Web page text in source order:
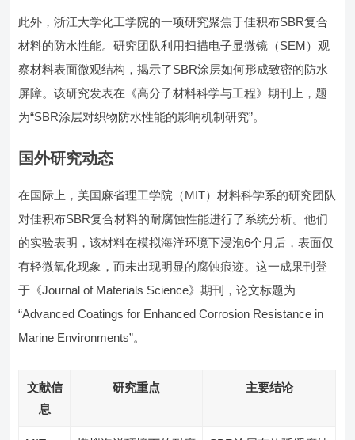
此外，浙江大学化工学院的一项研究聚焦于佳积布SBR复合
材料的防水性能。研究团队利用扫描电子显微镜（SEM）观
察材料表面微观结构，揭示了SBR涂层如何形成致密的防水
屏障。该研究发表在《高分子材料科学与工程》期刊上，题
为“SBR涂层对织物防水性能的影响机制研究”。
国外研究动态
在国际上，美国麻省理工学院（MIT）材料科学系的研究团队
对佳积布SBR复合材料的耐腐蚀性能进行了系统分析。他们
的实验表明，该材料在模拟海洋环境下浸泡6个月后，表面仅
有轻微氧化现象，而未出现明显的腐蚀痕迹。这一成果刊登
于《Journal of Materials Science》期刊，论文标题为
“Advanced Coatings for Enhanced Corrosion Resistance in
Marine Environments”。
文献信
息
研究重点 主要结论